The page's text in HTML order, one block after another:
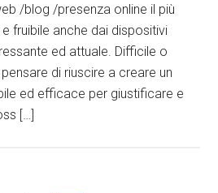
/blog /presenza online il più
fruibile anche dai dispositivi
ed attuale. Difficile o
di riuscire a creare un
ed efficace per giustificare e
[…]